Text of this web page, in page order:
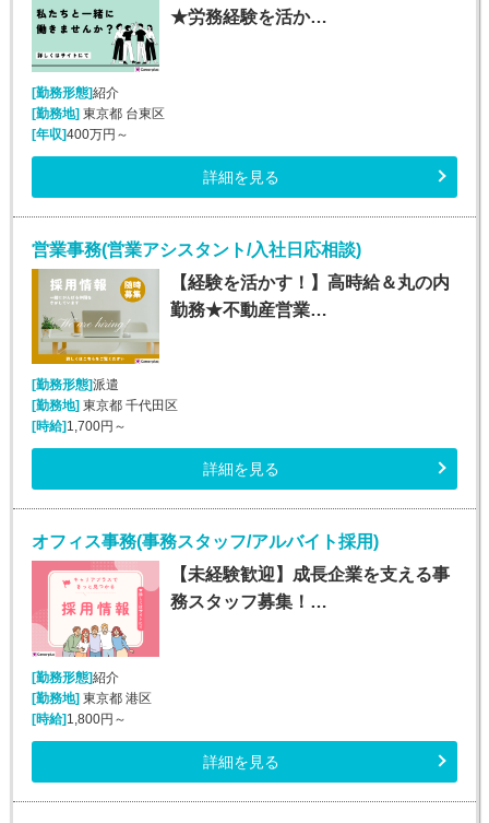
★労務経験を活か…
[勤務形態]紹介
[勤務地]東京都 台東区
[年収]400万円～
詳細を見る
営業事務(営業アシスタント/入社日応相談)
【経験を活かす！】高時給＆丸の内
勤務★不動産営業…
[勤務形態]派遣
[勤務地] 東京都 千代田区
[時給] 1,700円～
詳細を見る
オフィス事務(事務スタッフ/アルバイト採用)
【未経験歓迎】成長企業を支える事
務スタッフ募集！…
[勤務形態]紹介
[勤務地] 東京都 港区
[時給] 1,800円～
詳細を見る